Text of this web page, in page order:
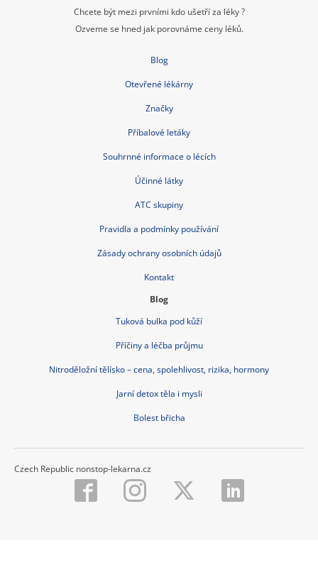
Chcete být mezi prvními kdo ušetří za léky ?
Ozveme se hned jak porovnáme ceny léků.
Blog
Otevřené lékárny
Značky
Příbalové letáky
Souhrnné informace o lécích
Účinné látky
ATC skupiny
Pravidla a podmínky používání
Zásady ochrany osobních údajů
Kontakt
Blog
Tuková bulka pod kůží
Příčiny a léčba průjmu
Nitroděložní tělísko – cena, spolehlivost, rizika, hormony
Jarní detox těla i mysli
Bolest břicha
Czech Republic nonstop-lekarna.cz